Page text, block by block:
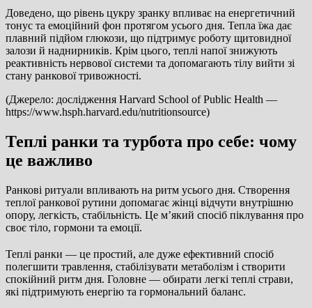
Доведено, що рівень цукру зранку впливає на енергетичний
тонус та емоційний фон протягом усього дня. Тепла їжа дає
плавний підйом глюкози, що підтримує роботу щитовидної
залози й наднирників. Крім цього, теплі напої знижують
реактивність нервової системи та допомагають тілу вийти зі
стану ранкової тривожності.
(Джерело: дослідження Harvard School of Public Health —
https://www.hsph.harvard.edu/nutritionsource)
Теплі ранки та турбота про себе: чому
це важливо
Ранкові ритуали впливають на ритм усього дня. Створення
теплої ранкової рутини допомагає жінці відчути внутрішню
опору, легкість, стабільність. Це м’який спосіб піклування про
своє тіло, гормони та емоції.
Теплі ранки — це простий, але дуже ефективний спосіб
полегшити травлення, стабілізувати метаболізм і створити
спокійний ритм дня. Головне — обирати легкі теплі страви,
які підтримують енергію та гормональний баланс.